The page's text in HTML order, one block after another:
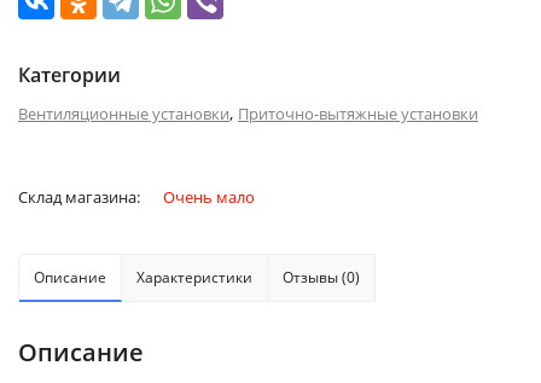
Категории
Вентиляционные установки, Приточно-вытяжные установки
Склад магазина: Очень мало
Описание Характеристики Отзывы (0)
Описание